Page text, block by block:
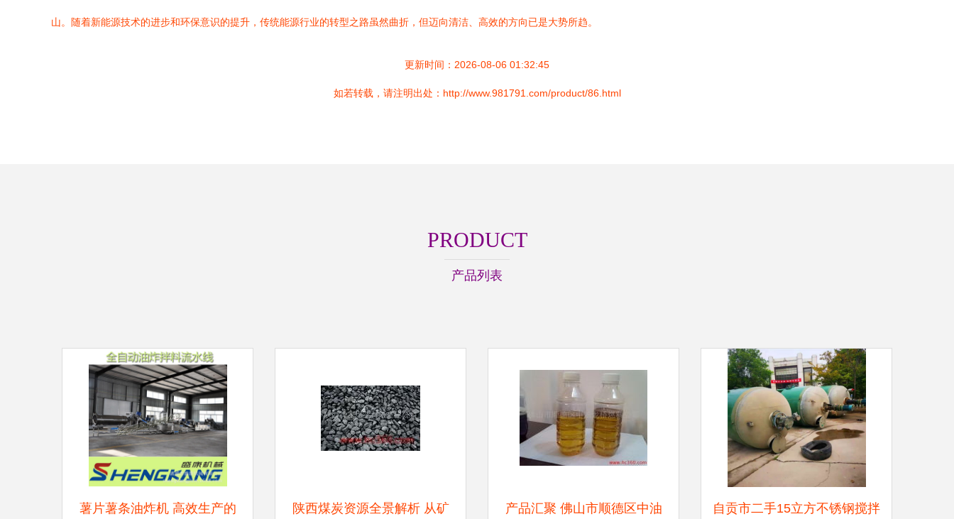
山。随着新能源技术的进步和环保意识的提升，传统能源行业的转型之路虽然曲折，但迈向清洁、高效的方向已是大势所趋。
更新时间：2026-08-06 01:32:45
如若转载，请注明出处：http://www.981791.com/product/86.html
PRODUCT
产品列表
薯片薯条油炸机 高效生产的 陕西煤炭资源全景解析 从矿 产品汇聚 佛山市顺德区中油 自贡市二手15立方不锈钢搅拌